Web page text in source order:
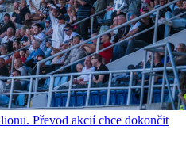
Převod akcií chce dokončit